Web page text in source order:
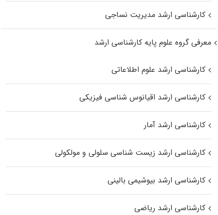
کارشناسی ارشد مدیریت نساجی
معرفی گروه علوم پایه کارشناسی ارشد
کارشناسی ارشد علوم اطلاعاتی
کارشناسی ارشد اقیانوس‌ شناسی فیزیکی
کارشناسی ارشد آمار
کارشناسی ارشد زیست شناسی سلولی و مولکولی
کارشناسی ارشد بیوشیمی بالینی
کارشناسی ارشد ریاضی